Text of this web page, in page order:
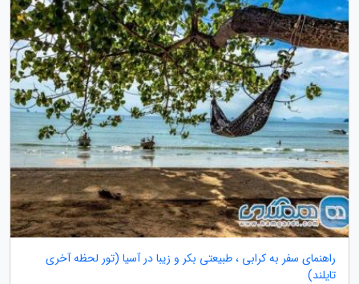
راهنمای سفر به کرابی ، طبیعتی بکر و زیبا در آسیا (تور لحظه آخری
تایلند)